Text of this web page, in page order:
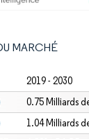
MARCHÉ
2019 - 2030
0.75 Milliards
1.04 Milliards